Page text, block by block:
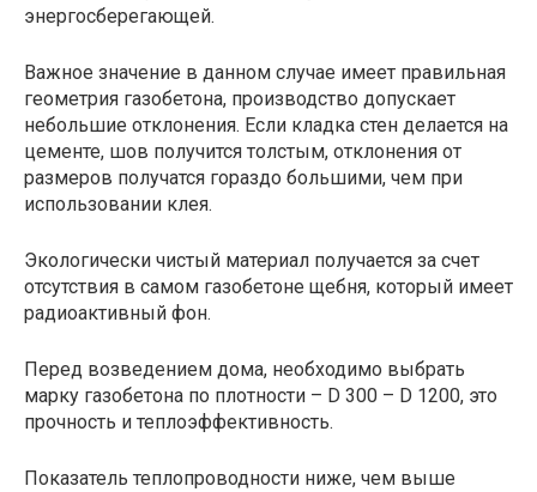
энергосберегающей.
Важное значение в данном случае имеет правильная
геометрия газобетона, производство допускает
небольшие отклонения. Если кладка стен делается на
цементе, шов получится толстым, отклонения от
размеров получатся гораздо большими, чем при
использовании клея.
Экологически чистый материал получается за счет
отсутствия в самом газобетоне щебня, который имеет
радиоактивный фон.
Перед возведением дома, необходимо выбрать
марку газобетона по плотности – D 300 – D 1200, это
прочность и теплоэффективность.
Показатель теплопроводности ниже, чем выше